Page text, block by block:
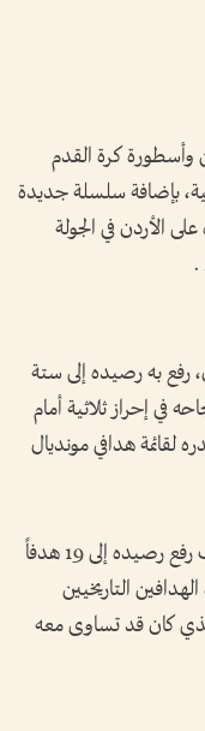
كرة القدم
بإضافة سلسلة جديدة
الأردن في الجولة
به رصيده إلى ستة
في إحراز ثلاثية أمام
لقائمة هدافي مونديال
ولم يتوقف إنجاز قائد «التانغو» عند ذلك، حيث رفع رصيده إلى 19 هدفاً
التاريخيين
الذي كان قد تساوى معه